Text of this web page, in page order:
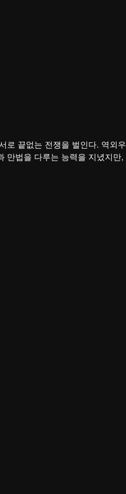
로 끝없는 전쟁을 벌인다. 역외
만법을 다루는 능력을 지녔지
저주까지 받는다. 가족과 부하
생에서 담운으로 환생한다.
혼녀의 불륜을 목격하고 죽음